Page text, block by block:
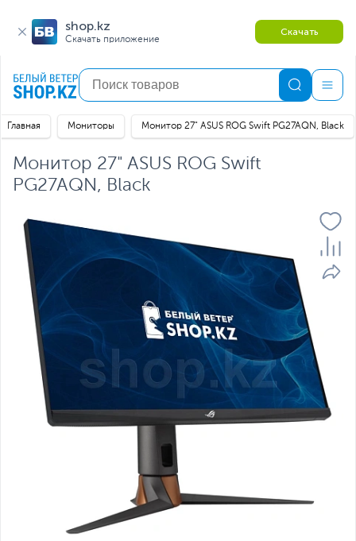
shop.kz
Скачать приложение
Скачать
Главная Мониторы Монитор 27" ASUS ROG Swift PG27AQN, Black
Монитор 27" ASUS ROG Swift
PG27AQN, Black